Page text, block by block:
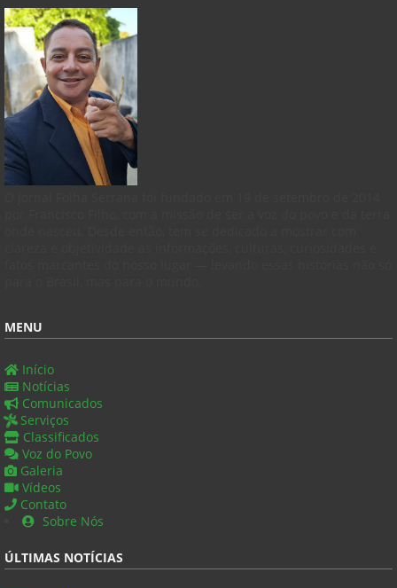
MENU
Início
Notícias
Comunicados
Serviços
Classificados
Voz do Povo
Galeria
Vídeos
Contato
Sobre Nós
ÚLTIMAS NOTÍCIAS